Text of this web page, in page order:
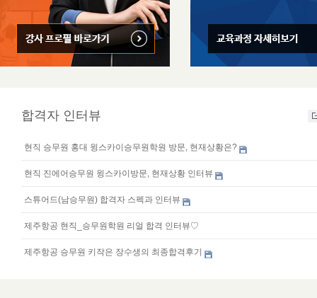
합격자 인터뷰
현직 승무원 홍대 윙스카이승무원학원 방문, 현재상황은?
현직 진에어승무원 윙스카이방문, 현재상황 인터뷰
스튜어드(남승무원) 합격자 스펙과 인터뷰
제주항공 현직_승무원학원 리얼 합격 인터뷰♡
제주항공 승무원 키작은 장수생의 최종합격후기